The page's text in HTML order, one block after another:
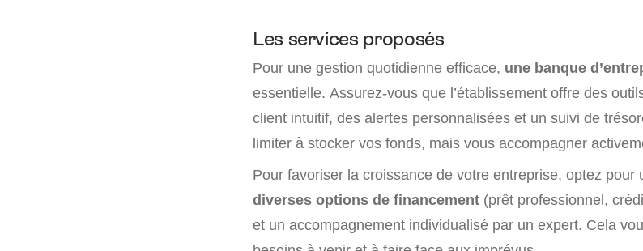
Les services proposés
Pour une gestion quotidienne efficace, une banque
essentielle. Assurez-vous que l’établissement offre des
client intuitif, des alertes personnalisées et un suivi de
limiter à stocker vos fonds, mais vous accompagner
Pour favoriser la croissance de votre entreprise, optez pour
diverses options de financement (prêt professionnel,
et un accompagnement individualisé par un expert. Cela